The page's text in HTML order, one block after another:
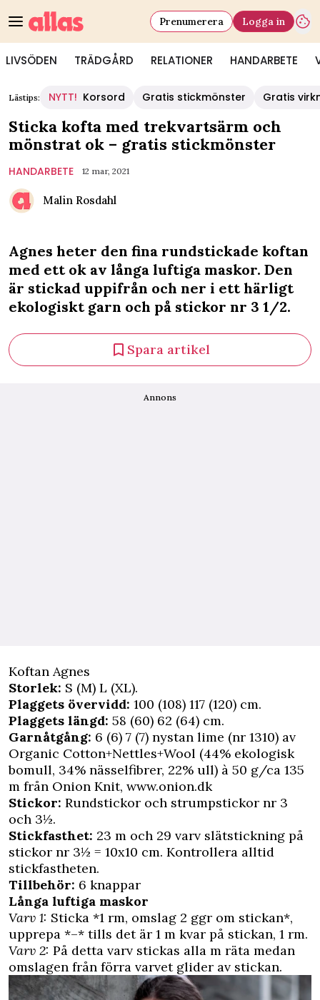
LIVSÖDEN TRÄDGÅRD RELATIONER HANDARBETE
Prenumerera Logga in
Lästips: NYTT! Korsord Gratis stickmönster Gratis
Sticka kofta med trekvartsärm och
mönstrat ok – gratis stickmönster
HANDARBETE 12 mar, 2021
Malin Rosdahl
Agnes heter den fina rundstickade koftan
med ett ok av långa luftiga maskor. Den
är stickad uppifrån och ner i ett härligt
ekologiskt garn och på stickor nr 3 1/2.
Spara artikel
Annons
Koftan Agnes
Storlek: S (M) L (XL).
Plaggets övervidd: 100 (108) 117 (120) cm.
Plaggets längd: 58 (60) 62 (64) cm.
Garnåtgång: 6 (6) 7 (7) nystan lime (nr 1310) av
Organic Cotton+Nettles+Wool (44% ekologisk
bomull, 34% nässelfibrer, 22% ull) à 50 g/ca 135
m från Onion Knit, www.onion.dk
Stickor: Rundstickor och strumpstickor nr 3
och 3½.
Stickfasthet: 23 m och 29 varv slätstickning på
stickor nr 3½ = 10x10 cm. Kontrollera alltid
stickfastheten.
Tillbehör: 6 knappar
Långa luftiga maskor
Varv 1: Sticka *1 rm, omslag 2 ggr om stickan*,
upprepa *–* tills det är 1 m kvar på stickan, 1 rm.
Varv 2: På detta varv stickas alla m räta medan
omslagen från förra varvet glider av stickan.